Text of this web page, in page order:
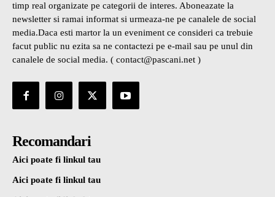
timp real organizate pe categorii de interes. Aboneazate la
newsletter si ramai informat si urmeaza-ne pe canalele de social
media.Daca esti martor la un eveniment ce consideri ca trebuie
facut public nu ezita sa ne contactezi pe e-mail sau pe unul din
canalele de social media. ( contact@pascani.net )
Recomandari
Aici poate fi linkul tau
Aici poate fi linkul tau